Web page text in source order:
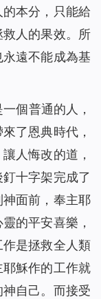
本分，只能給
人的果效。所
遠不能成為基
個普通的人，
了恩典時代，
人悔改的道，
十字架完成了
面前，奉主耶
的平安喜樂，
是拯救全人類
穌作的工作就
自己。而接受